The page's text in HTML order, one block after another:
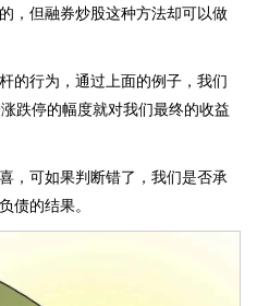
，但融券炒股这种方法却可以做
的行为，通过上面的例子，我们
跌停的幅度就对我们最终的收益
，可如果判断错了，我们是否承
债的结果。